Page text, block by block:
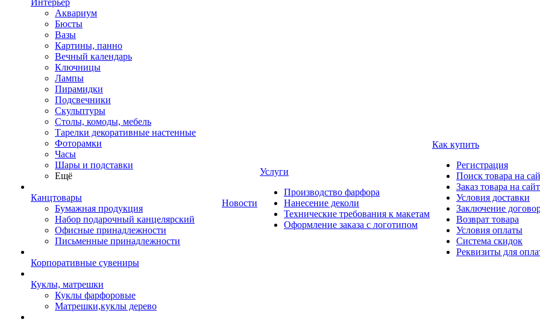
Интерьер
Аквариум
Бюсты
Вазы
Картины, панно
Вечный календарь
Ключницы
Лампы
Пирамидки
Подсвечники
Скульптуры
Столы, комоды, мебель
Тарелки декоративные настенные
Фоторамки
Часы
Шары и подставки
Ещё
Канцтовары
Бумажная продукция
Набор подарочный канцелярский
Офисные принадлежности
Письменные принадлежности
Корпоративные сувениры
Куклы, матрешки
Куклы фарфоровые
Матрешки,куклы дерево
Новости
Услуги
Производство фарфора
Нанесение деколи
Технические требования к макетам
Оформление заказа с логотипом
Как купить
Регистрация
Поиск товара на
Заказ товара на
Условия доставки
Заключение
Возврат товара
Условия оплаты
Система скидок
Реквизиты для